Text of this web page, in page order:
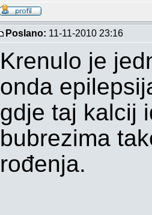
Poslano: 11-11-2010 23:16
Krenulo je
onda
gdje taj kalcij
bubrezima
rođenja.